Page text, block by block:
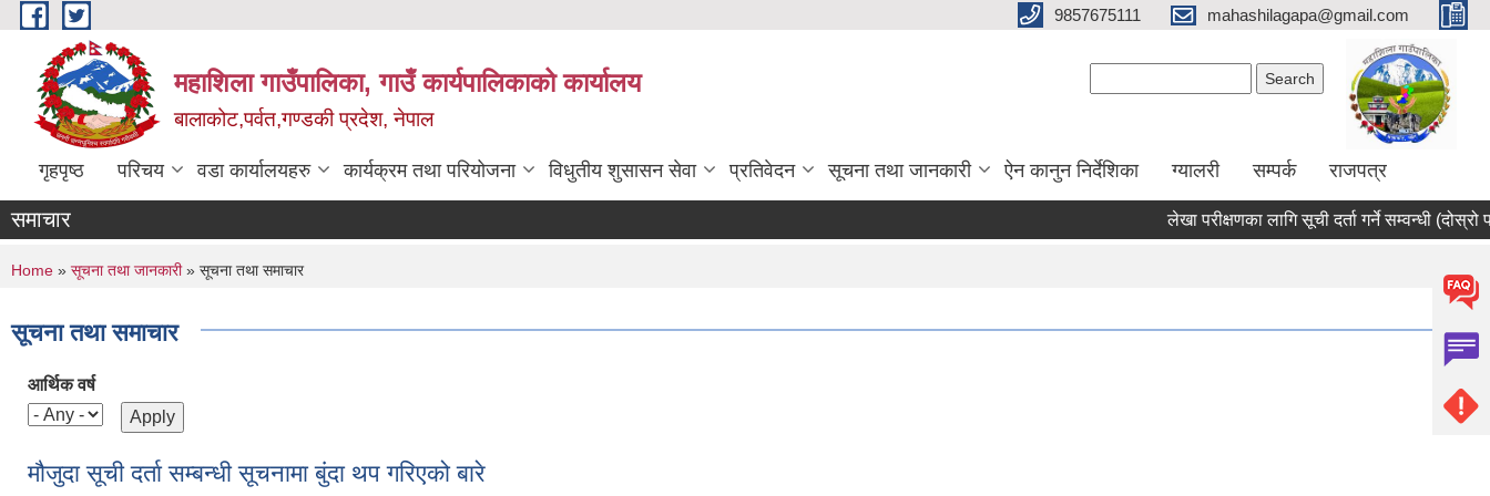
Skip to main content 9857675111 mahashilagapa@gmail.com
महाशिला गाउँपालिका, गाउँ कार्यपालिकाको कार्यालय
बालाकोट,पर्वत,गण्डकी प्रदेश, नेपाल
गृहपृष्ठ परिचय वडा कार्यालयहरु कार्यक्रम तथा परियोजना विधुतीय शुसासन सेवा प्रतिवेदन सूचना तथा जानकारी ऐन कानुन निर्देशिका ग्यालरी सम्पर्क राजपत्र
समाचार लेखा परीक्षणका लागि सूची दर्ता गर्ने सम्वन्धी (दोस्रो पटक
You are here
Home » सूचना तथा जानकारी» सूचना तथा समाचार
सूचना तथा समाचार
आर्थिक वर्ष
मौजुदा सूची दर्ता सम्बन्धी सूचनामा बुंदा थप गरिएको बारे